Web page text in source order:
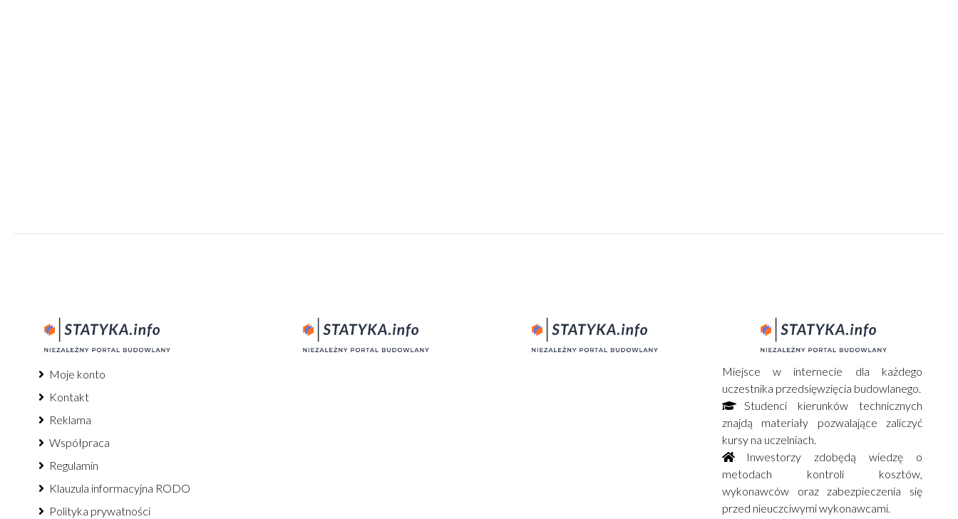
Moje konto
Kontakt
Reklama
Współpraca
Regulamin
Klauzula informacyjna RODO
Polityka prywatności
Miejsce w internecie dla każdego
uczestnika przedsięwzięcia budowlanego.
Studenci kierunków technicznych
znajdą materiały pozwalające zaliczyć
kursy na uczelniach.
Inwestorzy zdobędą wiedzę o
metodach kontroli kosztów,
wykonawców oraz zabezpieczenia się
przed nieuczciwymi wykonawcami.